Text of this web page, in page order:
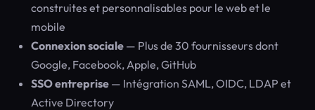
construites et personnalisables pour le web et le
mobile
Connexion sociale — Plus de 30 fournisseurs dont
Google, Facebook, Apple, GitHub
SSO entreprise — Intégration SAML, OIDC, LDAP et
Active Directory